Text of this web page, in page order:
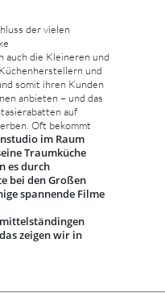
der vielen
auch die Kleineren und
und
somit ihren Kunden
anbieten – und das
auf
Oft bekommt
im Raum
Traumküche
es durch
bei den Großen
spannende Filme
zeigen wir in